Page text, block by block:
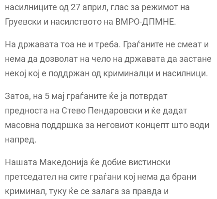
насилниците од 27 април, глас за режимот на
Груевски и насилството на ВМРО-ДПМНЕ.
На државата тоа не и треба. Граѓаните не смеат и
нема да дозволат на чело на државата да застане
некој кој е поддржан од криминалци и насилници.
Затоа, на 5 мај граѓаните ќе ја потврдат
предноста на Стево Пендаровски и ќе дадат
масовна поддршка за неговиот концепт што води
напред.
Нашата Македонија ќе добие вистински
претседател на сите граѓани кој нема да брани
криминал, туку ќе се залага за правда и